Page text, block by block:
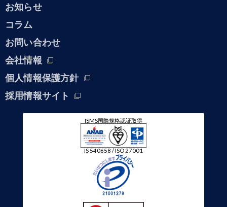
お知らせ
コラム
お問い合わせ
会社情報
個人情報保護方針
採用情報サイト
ISMS国際規格認証取得
IS 540658 / ISO 27001